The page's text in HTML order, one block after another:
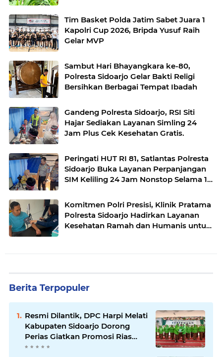
Tim Basket Polda Jatim Sabet Juara 1
Kapolri Cup 2026, Bripda Yusuf Raih
Gelar MVP
Sambut Hari Bhayangkara ke-80,
Polresta Sidoarjo Gelar Bakti Religi
Bersihkan Berbagai Tempat Ibadah
Gandeng Polresta Sidoarjo, RSI Siti
Hajar Sediakan Layanan Simling 24
Jam Plus Cek Kesehatan Gratis.
Peringati HUT RI 81, Satlantas Polresta
Sidoarjo Buka Layanan Perpanjangan
SIM Keliling 24 Jam Nonstop Selama 17
Komitmen Polri Presisi, Klinik Pratama
Polresta Sidoarjo Hadirkan Layanan
Kesehatan Ramah dan Humanis untuk
Berita Terpopuler
Resmi Dilantik, DPC Harpi Melati
Kabupaten Sidoarjo Dorong
Perias Giatkan Promosi Rias
Penganten Putri Jenggolo.